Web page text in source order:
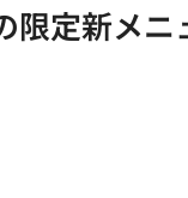
限定新メニ